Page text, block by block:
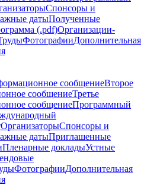
Спонсоры и
датыПолученные
(.pdf)Организации-
ФотографииДополнительная
сообщениеВторое
сообщениеТретье
сообщениеПрограммный
ОрганизаторыСпонсоры и
датыПриглашенные
Пленарные докладыУстные
ФотографииДополнительная